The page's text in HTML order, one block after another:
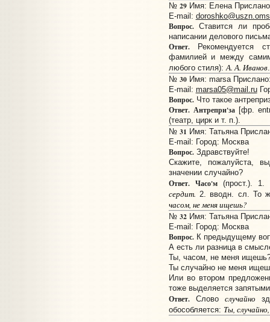
№ 29Имя: Елена
E-mail:
Вопрос.Ставится ли
написании делового
Ответ.Рекомендуется
фамилией и между
любого стиля):А. А. Иванов.
№ 30Имя: marsa
E-mail: marsa05@mail.ru
Вопрос.Что такое
Ответ. Антрепри'за[фр.
(театр, цирк и т. п.).
№ 31 Имя: Татьяна
E-mail: Город: Москва
Вопрос.Здравствуйте!
Скажите, пожалуйста,
значении случайно?
Ответ. Часо'м(прост.). 1.
сердит. 2. вводн. сл. То
часом, не меня ищешь?
№ 32Имя: Татьяна
E-mail: Город: Москва
Вопрос.К предыдущему
А есть ли разница в
Ты, часом, не меня
Ты случайно не меня
Или во втором
тоже выделяется
Ответ.Cлово случайно
обособляется: Ты,